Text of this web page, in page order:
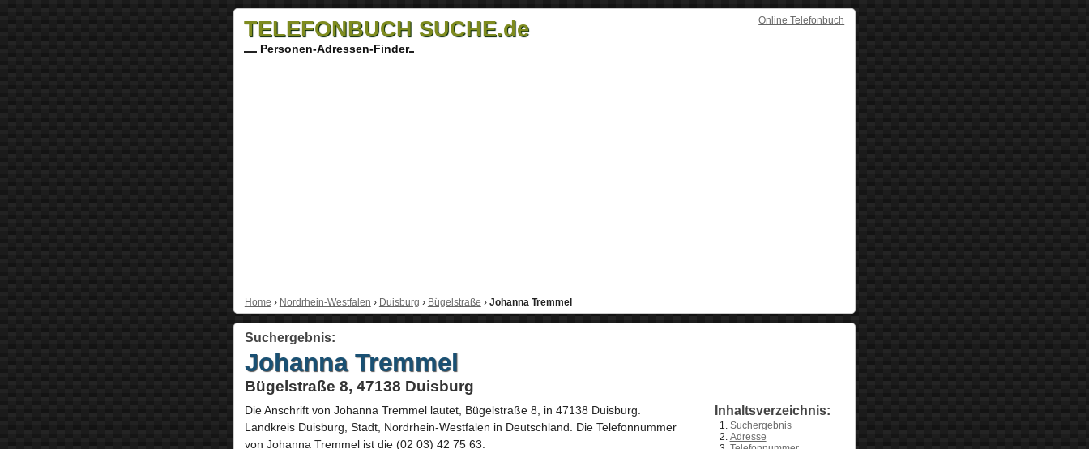
Online Telefonbuch
TELEFONBUCH SUCHE.de
Personen-Adressen-Finder
Home › Nordrhein-Westfalen › Duisburg › Bügelstraße › Johanna Tremmel
Suchergebnis:
Johanna Tremmel
Bügelstraße 8, 47138 Duisburg
Die Anschrift von Johanna Tremmellautet, Bügelstraße 8 , in 47138 Duisburg
Landkreis Duisburg, Stadt, Nordrhein-Westfalen in Deutschland
Die Telefonnummer
von Johanna Tremmel ist die (02 03) 42 75 63
Inhaltsverzeichnis:
Suchergebnis
Adresse